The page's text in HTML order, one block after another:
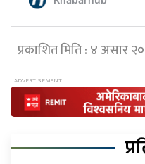
प्रकाशित मिति : ४ असार